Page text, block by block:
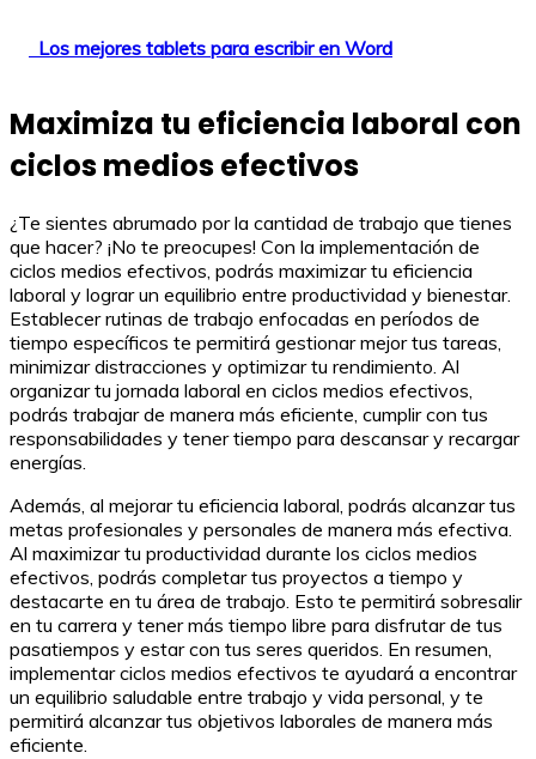
Los mejores tablets para escribir en Word
Maximiza tu eficiencia laboral con
ciclos medios efectivos
¿Te sientes abrumado por la cantidad de trabajo que tienes
que hacer? ¡No te preocupes! Con la implementación de
ciclos medios efectivos, podrás maximizar tu eficiencia
laboral y lograr un equilibrio entre productividad y bienestar.
Establecer rutinas de trabajo enfocadas en períodos de
tiempo específicos te permitirá gestionar mejor tus tareas,
minimizar distracciones y optimizar tu rendimiento. Al
organizar tu jornada laboral en ciclos medios efectivos,
podrás trabajar de manera más eficiente, cumplir con tus
responsabilidades y tener tiempo para descansar y recargar
energías.
Además, al mejorar tu eficiencia laboral, podrás alcanzar tus
metas profesionales y personales de manera más efectiva.
Al maximizar tu productividad durante los ciclos medios
efectivos, podrás completar tus proyectos a tiempo y
destacarte en tu área de trabajo. Esto te permitirá sobresalir
en tu carrera y tener más tiempo libre para disfrutar de tus
pasatiempos y estar con tus seres queridos. En resumen,
implementar ciclos medios efectivos te ayudará a encontrar
un equilibrio saludable entre trabajo y vida personal, y te
permitirá alcanzar tus objetivos laborales de manera más
eficiente.